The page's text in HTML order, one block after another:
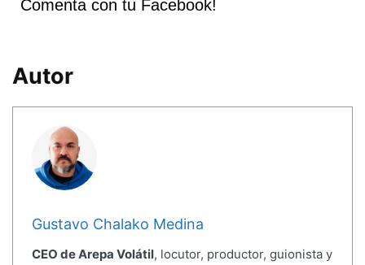
Comenta con tu Facebook!
Autor
Gustavo Chalako Medina
CEO de Arepa Volátil, locutor, productor, guionista y